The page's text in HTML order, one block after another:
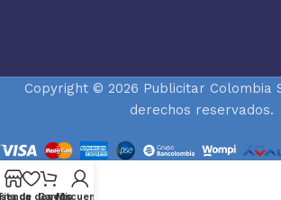
Copyright © 2026 Publicitar Colombia
derechos reservados.
de deseos
CarritoMi cuenta